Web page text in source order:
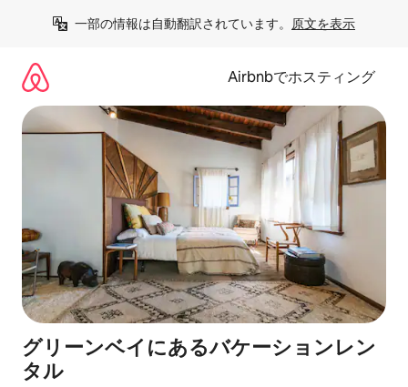
一部の情報は自動翻訳されています。 原文を表示
Airbnbでホスティング
グリーンベイにあるバケーションレン
タル